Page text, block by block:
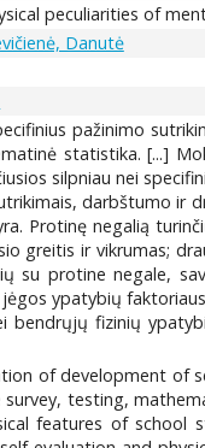
peculiarities of
Danutė
pažinimo
statistika. [...]
silpniau nei
darbštumo ir
Protinę negalią
greitis ir vikrumas;
su protine negale,
ypatybių
bendrųjų fizinių
of development of
testing,
features of school